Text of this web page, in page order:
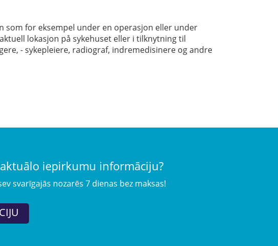
som for eksempel under en operasjon eller under
lokasjon på sykehuset eller i tilknytning til
- sykepleiere, radiograf, indremedisinere og andre
iepirkumu informāciju?
svarīgajās nozarēs 7 dienas bez maksas!